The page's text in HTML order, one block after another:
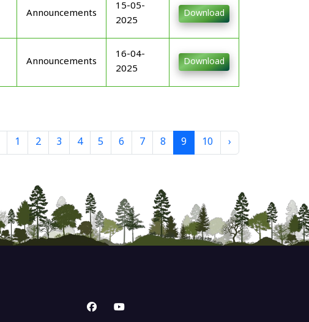
Announcements
15-05-
2025
Download
Announcements
16-04-
2025
Download
1 2 3 4 5 6 7 8 9 10 ›